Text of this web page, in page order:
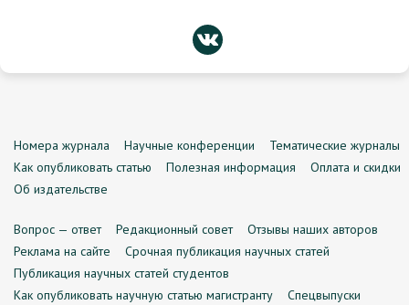
Номера журнала Научные конференции
Тематические журналы
Как опубликовать статью
Полезная информация
Оплата и скидки
Об издательстве
Вопрос — ответ Редакционный совет
Отзывы наших авторов
Реклама на сайте
Срочная публикация научных статей
Публикация научных статей студентов
Как опубликовать научную статью магистранту
Спецвыпуски